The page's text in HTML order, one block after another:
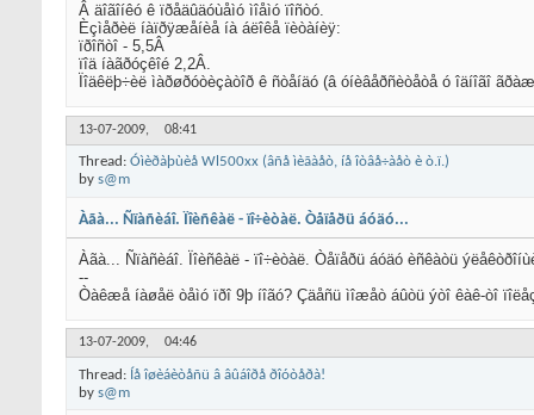
Â äîãîíêó ê ïðåäûäóùåìó ìîåìó ïîñòó.
Èçìåðèë íàïðÿæåíèå íà áëîêå ïèòàíèÿ:
ïðîñòî - 5,5Â
ïîä íàãðóçêîé 2,2Â.
Ïîäêëþ÷èë ìàðøðóòèçàòîð ê ñòåíäó (â óíèâåðñèòåòå ó îäíîãî
13-07-2009, 08:41
Thread: Óìèðàþùèå Wl500xx (âñå ìèãàåò, íå îòâå÷àåò è ò.ï.)
by s@m
Àãà... Ñïàñèáî. Ïîèñêàë - ïî÷èòàë. Òåïåðü áóäó...
Àãà... Ñïàñèáî. Ïîèñêàë - ïî÷èòàë. Òåïåðü áóäó èñêàòü
--
Òàêæå íàøåë òåìó ïðî 9þ íîãó? Çäåñü ìîæåò áûòü ýòî êàê-òî
13-07-2009, 04:46
Thread: Íå îøèáèòåñü â âûáîðå ðîóòåðà!
by s@m